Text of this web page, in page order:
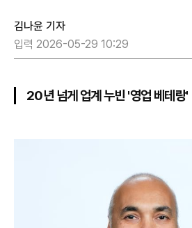
김나윤 기자
입력 2026-05-29 10:29
20년 넘게 업계 누빈 '영업 베테랑'